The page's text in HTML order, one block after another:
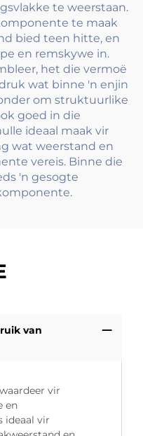
te weerstaan.
te maak
bied teen hitte, en
en remskywe in.
het die vermoë
wat binne 'n enjin
om struktuurlike
goed in die
ideaal maak vir
wat weerstand en
vereis. Binne die
'n gesogte
van
vir
en
ideaal vir